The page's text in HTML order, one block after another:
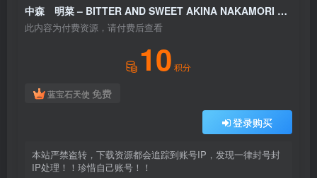
中森 明菜 – BITTER AND SWEET AKINA NAKAMORI 8TH ALBUM [2023ラッカーマスターサウンド] (+2; 2023 Lucquer Master Sound)【96kHz／24bit】日本区
此内容为付费资源，请付费后查看
10 积分
蓝宝石天使 免费
登录购买
本站严禁盗转，下载资源都会追踪到账号IP，发现一律封号封
IP处理！！珍惜自己账号！！